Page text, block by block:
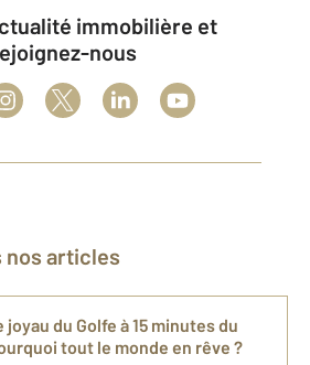
nous
nos articles
du Golfe à 15 minutes du
tout le monde en rêve ?